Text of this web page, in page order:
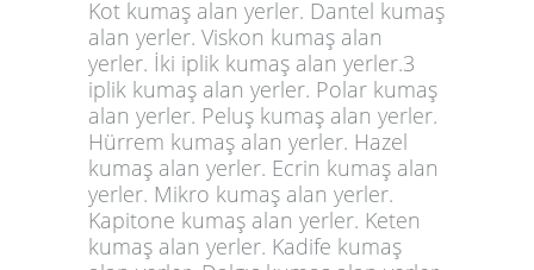
Kot kumaş alan yerler. Dantel kumaş
alan yerler. Viskon kumaş alan
yerler. İki iplik kumaş alan yerler.3
iplik kumaş alan yerler. Polar kumaş
alan yerler. Peluş kumaş alan yerler.
Hürrem kumaş alan yerler. Hazel
kumaş alan yerler. Ecrin kumaş alan
yerler. Mikro kumaş alan yerler.
Kapitone kumaş alan yerler. Keten
kumaş alan yerler. Kadife kumaş